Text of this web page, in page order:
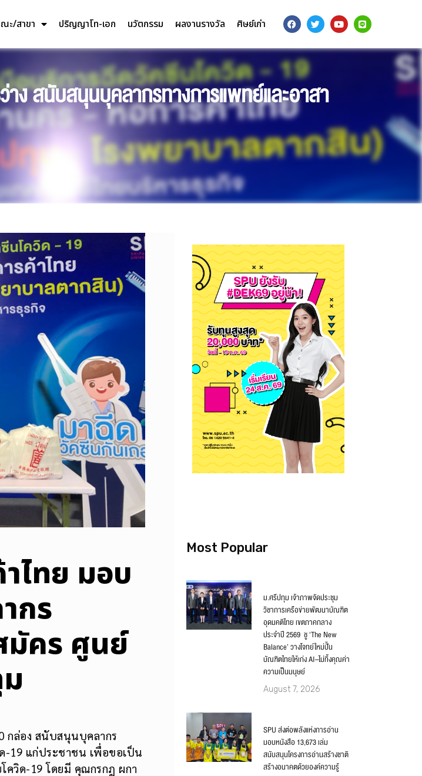
ะ/สาขา ปริญญาโท-เอก นวัตกรรม ผลงานรางวัล ศิษย์เก่า
ง สนับสนุนบุคลากรทางการแพทย์และอาสา
ไทย มอบ
กร
มัคร ศูนย์
กล่อง สนับสนุนบุคลากร
-19 แก่ประชาชน เพื่อขอเป็น
ควิด-19 โดยมี คุณกรกฎ ผกา
Most Popular
ม.ศรีปทุม เจ้าภาพจัดประชุม
วิชาการเครือข่ายพัฒนาบัณฑิต
อุดมคติไทย เขตภาคกลาง
ประจำปี 2569 ชู ‘The New
Balance’ วางโจทย์ใหม่ปั้น
บัณฑิตไทยให้เก่ง AI–ไม่ทิ้งคุณค่า
ความเป็นมนุษย์
August 7, 2026
SPU ส่งต่อพลังแห่งการอ่าน
มอบหนังสือ 13,673 เล่ม
สนับสนุนโครงการอ่านสร้างชาติ
สร้างอนาคตด้วยองค์ความรู้